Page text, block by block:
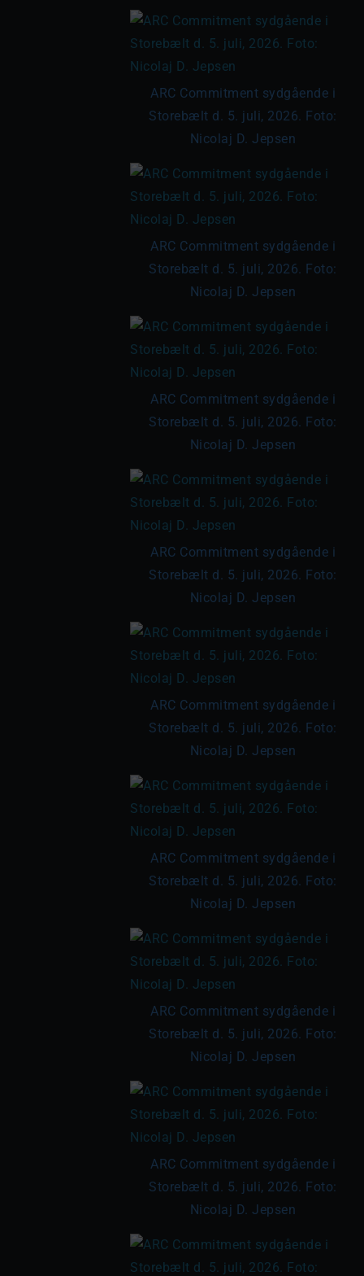
ARC Commitment sydgående i
Storebælt d. 5. juli, 2026. Foto:
Nicolaj D. Jepsen
ARC Commitment sydgående i
Storebælt d. 5. juli, 2026. Foto:
Nicolaj D. Jepsen
ARC Commitment sydgående i
Storebælt d. 5. juli, 2026. Foto:
Nicolaj D. Jepsen
ARC Commitment sydgående i
Storebælt d. 5. juli, 2026. Foto:
Nicolaj D. Jepsen
ARC Commitment sydgående i
Storebælt d. 5. juli, 2026. Foto:
Nicolaj D. Jepsen
ARC Commitment sydgående i
Storebælt d. 5. juli, 2026. Foto:
Nicolaj D. Jepsen
ARC Commitment sydgående i
Storebælt d. 5. juli, 2026. Foto:
Nicolaj D. Jepsen
ARC Commitment sydgående i
Storebælt d. 5. juli, 2026. Foto:
Nicolaj D. Jepsen